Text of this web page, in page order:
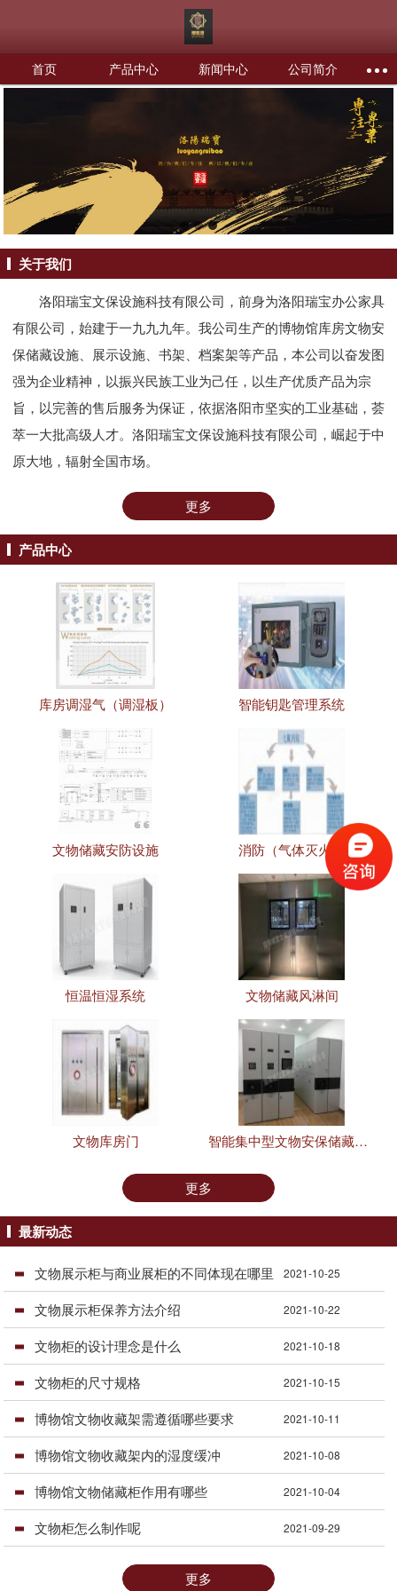
首页 产品中心 新闻中心 公司简介
关于我们
洛阳瑞宝文保设施科技有限公司，前身为洛阳瑞宝办公家具
有限公司，始建于一九九九年。我公司生产的博物馆库房文物安
保储藏设施、展示设施、书架、档案架等产品，本公司以奋发图
强为企业精神，以振兴民族工业为己任，以生产优质产品为宗
旨，以完善的售后服务为保证，依据洛阳市坚实的工业基础，荟
萃一大批高级人才。洛阳瑞宝文保设施科技有限公司，崛起于中
原大地，辐射全国市场。
更多
产品中心
库房调湿气（调湿板） 智能钥匙管理系统
文物储藏安防设施 消防（气体灭火）
恒温恒湿系统 文物储藏风淋间
文物库房门 智能集中型文物安保储藏设施
更多
最新动态
文物展示柜与商业展柜的不同体现在哪里 2021-10-25
文物展示柜保养方法介绍 2021-10-22
文物柜的设计理念是什么 2021-10-18
文物柜的尺寸规格 2021-10-15
博物馆文物收藏架需遵循哪些要求 2021-10-11
博物馆文物收藏架内的湿度缓冲 2021-10-08
博物馆文物储藏柜作用有哪些 2021-10-04
文物柜怎么制作呢 2021-09-29
更多